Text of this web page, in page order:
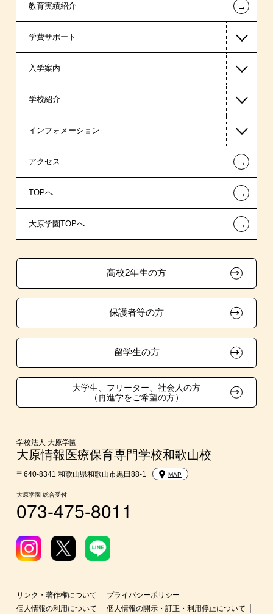
情報IT系
医療事務系
保育士・幼稚園教諭系
マンガ・イラスト系
教育実績紹介 ←
学費サポート
高等教育の修学支援新制度
日本学生支援機構の奨学金
日本政策金融公庫（国の教育ローン）
提携教育ローン
新聞奨学生
保育士修学資金貸付制度
試験による特待生制度
面接のみによる特待生制度
取得資格による特待生制度
クラブ特待生制度
吹奏楽部による特待生制度
デザインコンクール＆マンガコンクール特待生制度
入学案内
一般入学
AO入学制度
指定校推薦入学
特別推薦入学
推薦入学
生徒会活動推薦入学
自己推薦入学
大学・短大・公務員併願制度
親族紹介制度
学校紹介
在校生からあなたへ
夢を叶えた先輩たち
施設・研修所
学生マンションのご案内
大原学園グループ案内
インフォメーション
お知らせ・新着情報
在校生へのお知らせ
各種証明書の発行ご希望の方
採用ご担当の方
アクセス ←
TOPへ ←
大原学園TOPへ ←
高校2年生の方
保護者等の方
留学生の方
大学生、フリーター、社会人の方
（再進学をご希望の方）
学校法人 大原学園
大原情報医療保育専門学校和歌山校
〒640-8341 和歌山県和歌山市黒田88-1 MAP
大原学園 総合受付
073-475-8011
リンク・著作権について
プライバシーポリシー
個人情報の利用について
個人情報の開示・訂正・利用停止について